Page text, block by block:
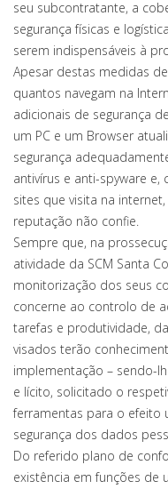
seu subcontratante, a
segurança físicas e
serem indispensáveis à
Apesar destas medidas
quantos navegam na
adicionais de segurança
um PC e um Browser
segurança
antivírus e anti-spyware
sites que visita na
reputação não confie.
Sempre que, na
atividade da SCM Santa
monitorização dos seus
concerne ao controlo de
tarefas e produtividade,
visados terão
implementação – sendo-
e lícito, solicitado o
ferramentas para o efeito
segurança dos dados
Do referido plano de
existência em funções de